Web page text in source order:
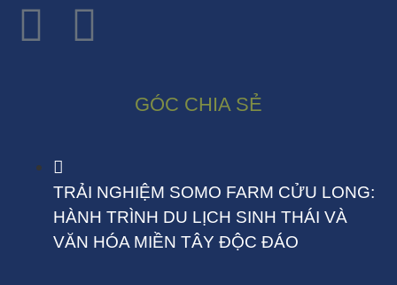
GÓC CHIA SẺ
TRẢI NGHIỆM SOMO FARM CỬU LONG:
HÀNH TRÌNH DU LỊCH SINH THÁI VÀ
VĂN HÓA MIỀN TÂY ĐỘC ĐÁO